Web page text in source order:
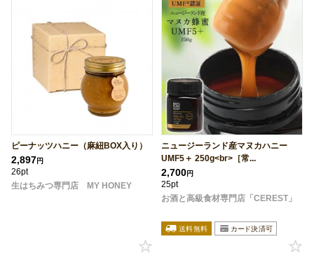
ピーナッツハニー（麻紐BOX入り）
2,897円
26pt
生はちみつ専門店 MY HONEY
ニュージーランド産マヌカハニー
UMF5＋ 250g<br>［常...
2,700円
25pt
お酒と高級食材専門店「CEREST」